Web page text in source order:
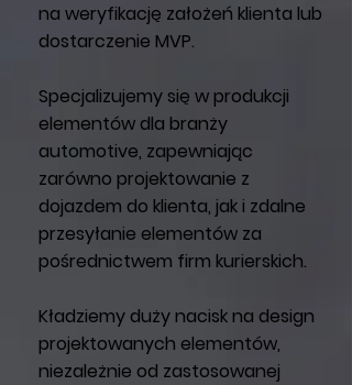
na weryfikację założeń klienta lub
dostarczenie MVP.
Specjalizujemy się w produkcji
elementów dla branży
automotive, zapewniając
zarówno projektowanie z
dojazdem do klienta, jak i zdalne
przesyłanie elementów za
pośrednictwem firm kurierskich.
Kładziemy duży nacisk na design
projektowanych elementów,
niezależnie od zastosowanej